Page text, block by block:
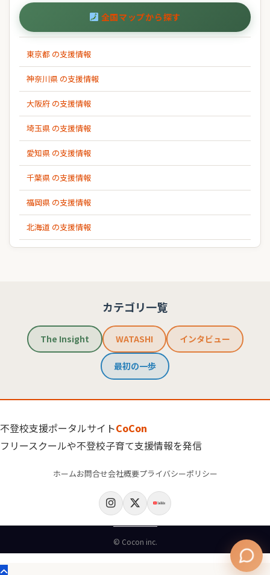
全国マップから探す
東京都 の支援情報
神奈川県 の支援情報
大阪府 の支援情報
埼玉県 の支援情報
愛知県 の支援情報
千葉県 の支援情報
福岡県 の支援情報
北海道 の支援情報
カテゴリ一覧
The Insight WATASHI インタビュー
最初の一歩
不登校支援ポータルサイトCoCon
フリースクールや不登校子育て支援情報を発信
ホームお問合せ会社概要プライバシーポリシー
© Cocon inc.